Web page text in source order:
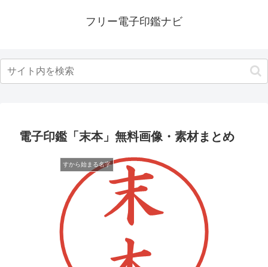
フリー電子印鑑ナビ
電子印鑑「末本」無料画像・素材まとめ
すから始まる名字